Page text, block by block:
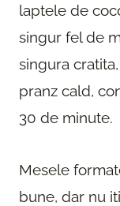
laptele de
singur fel de
singura
pranz cald,
30 de minute.
Mesele
bune, dar nu